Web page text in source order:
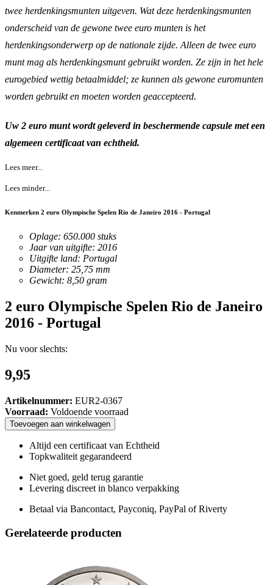
twee herdenkingsmunten uitgeven. Wat deze herdenkingsmunten
onderscheid van de gewone twee euro munten is het
herdenkingsonderwerp op de nationale zijde. Alleen de twee euro
munt mag als herdenkingsmunt gebruikt worden. Ze zijn in het hele
eurogebied wettig betaalmiddel; ze kunnen als gewone euromunten
worden gebruikt en moeten worden geaccepteerd.
Uw 2 euro munt wordt geleverd in beschermende capsule met een
algemeen certificaat van echtheid.
Lees meer...
Lees minder...
Kenmerken 2 euro Olympische Spelen Rio de Janeiro 2016 - Portugal
Oplage: 650.000 stuks
Jaar van uitgifte: 2016
Uitgifte land: Portugal
Diameter: 25,75 mm
Gewicht: 8,50 gram
2 euro Olympische Spelen Rio de Janeiro
2016 - Portugal
Nu voor slechts:
9,95
Artikelnummer: EUR2-0367
Voorraad: Voldoende voorraad
Toevoegen aan winkelwagen
Altijd een certificaat van Echtheid
Topkwaliteit gegarandeerd
Niet goed, geld terug garantie
Levering discreet in blanco verpakking
Betaal via Bancontact, Payconiq, PayPal of Riverty
Gerelateerde producten